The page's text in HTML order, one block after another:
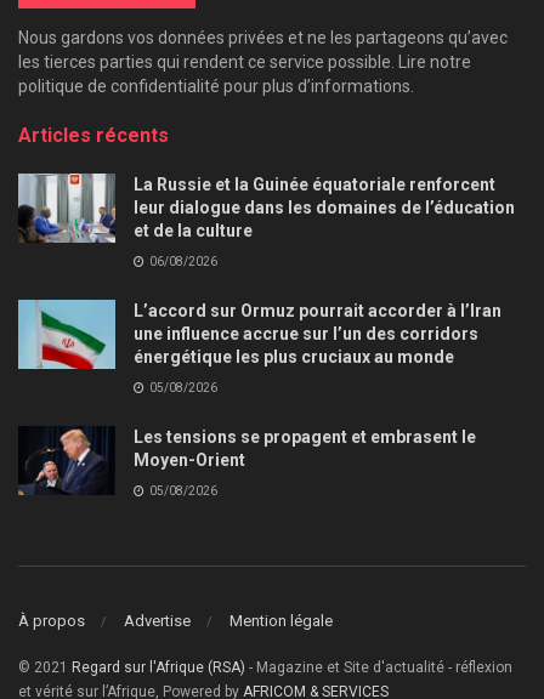
Nous gardons vos données privées et ne les partageons qu’avec
les tierces parties qui rendent ce service possible. Lire notre
politique de confidentialité pour plus d’informations.
Articles récents
La Russie et la Guinée équatoriale renforcent
leur dialogue dans les domaines de l’éducation
et de la culture
06/08/2026
L’accord sur Ormuz pourrait accorder à l’Iran
une influence accrue sur l’un des corridors
énergétique les plus cruciaux au monde
05/08/2026
Les tensions se propagent et embrasent le
Moyen-Orient
05/08/2026
À propos Advertise Mention légale
© 2021 Regard sur l'Afrique (RSA) - Magazine et Site d'actualité - réflexion
et vérité sur l’Afrique, Powered by AFRICOM & SERVICES